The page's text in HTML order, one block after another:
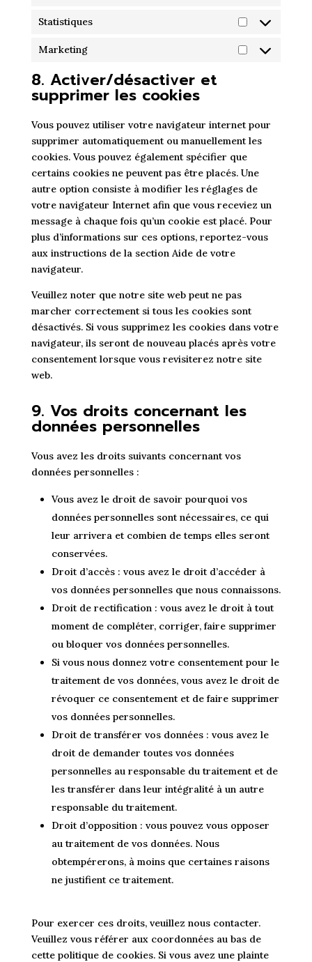
Statistiques
Statistiques
Marketing
Marketing
8. Activer/désactiver et
supprimer les cookies
Vous pouvez utiliser votre navigateur internet pour
supprimer automatiquement ou manuellement les
cookies. Vous pouvez également spécifier que
certains cookies ne peuvent pas être placés. Une
autre option consiste à modifier les réglages de
votre navigateur Internet afin que vous receviez un
message à chaque fois qu’un cookie est placé. Pour
plus d’informations sur ces options, reportez-vous
aux instructions de la section Aide de votre
navigateur.
Veuillez noter que notre site web peut ne pas
marcher correctement si tous les cookies sont
désactivés. Si vous supprimez les cookies dans votre
navigateur, ils seront de nouveau placés après votre
consentement lorsque vous revisiterez notre site
web.
9. Vos droits concernant les
données personnelles
Vous avez les droits suivants concernant vos
données personnelles :
Vous avez le droit de savoir pourquoi vos
données personnelles sont nécessaires, ce qui
leur arrivera et combien de temps elles seront
conservées.
Droit d’accès : vous avez le droit d’accéder à
vos données personnelles que nous connaissons.
Droit de rectification : vous avez le droit à tout
moment de compléter, corriger, faire supprimer
ou bloquer vos données personnelles.
Si vous nous donnez votre consentement pour le
traitement de vos données, vous avez le droit de
révoquer ce consentement et de faire supprimer
vos données personnelles.
Droit de transférer vos données : vous avez le
droit de demander toutes vos données
personnelles au responsable du traitement et de
les transférer dans leur intégralité à un autre
responsable du traitement.
Droit d’opposition : vous pouvez vous opposer
au traitement de vos données. Nous
obtempérerons, à moins que certaines raisons
ne justifient ce traitement.
Pour exercer ces droits, veuillez nous contacter.
Veuillez vous référer aux coordonnées au bas de
cette politique de cookies. Si vous avez une plainte